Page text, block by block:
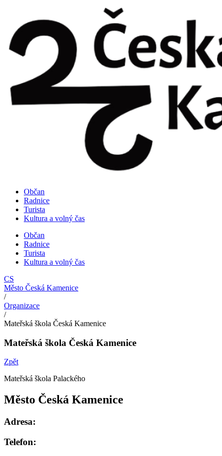
obsahu
Občan
Radnice
Turista
Kultura a volný čas
Občan
Radnice
Turista
Kultura a volný čas
CS
Město Česká Kamenice
/
Organizace
/
Mateřská škola Česká Kamenice
Mateřská škola Česká Kamenice
Zpět
Mateřská škola Palackého
Město Česká Kamenice
Adresa:
Telefon: